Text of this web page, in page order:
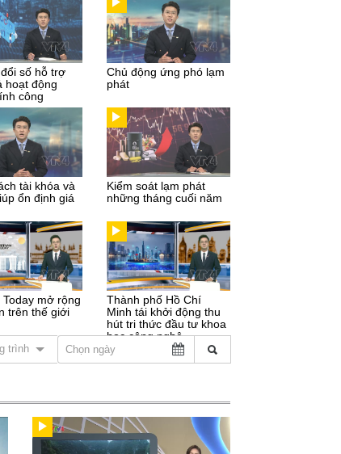
số hỗ trợ
hoạt động
công
Chủ động ứng phó lạm
phát
tài khóa và
ổn định giá
Kiểm soát lạm phát
những tháng cuối năm
Today mở rộng
trên thế giới
Thành phố Hồ Chí
Minh tái khởi động thu
hút tri thức đầu tư khoa
học công nghệ
trình